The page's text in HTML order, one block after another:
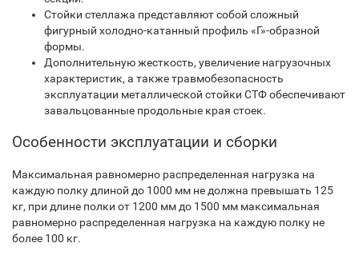
Стойки стеллажа представляют собой сложный
фигурный холодно-катанный профиль «Г»-образной
формы.
Дополнительную жесткость, увеличение нагрузочных
характеристик, а также травмобезопасность
эксплуатации металлической стойки СТФ обеспечивают
завальцованные продольные края стоек.
Особенности эксплуатации и сборки
Максимальная равномерно распределенная нагрузка на
каждую полку длиной до 1000 мм не должна превышать 125
кг, при длине полки от 1200 мм до 1500 мм максимальная
равномерно распределенная нагрузка на каждую полку не
более 100 кг.